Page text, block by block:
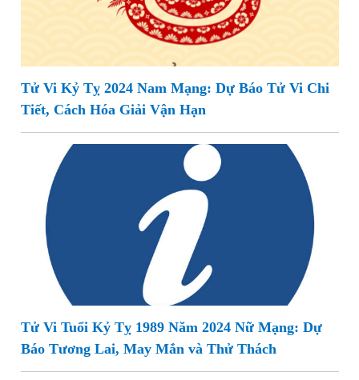
Tử Vi Kỷ Tỵ 2024 Nam Mạng: Dự Báo Tử Vi Chi
Tiết, Cách Hóa Giải Vận Hạn
Tử Vi Tuổi Kỷ Tỵ 1989 Năm 2024 Nữ Mạng: Dự
Báo Tương Lai, May Mắn và Thử Thách